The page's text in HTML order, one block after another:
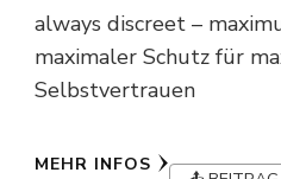
always discreet –
maximaler Schutz für
Selbstvertrauen
MEHR INFOS